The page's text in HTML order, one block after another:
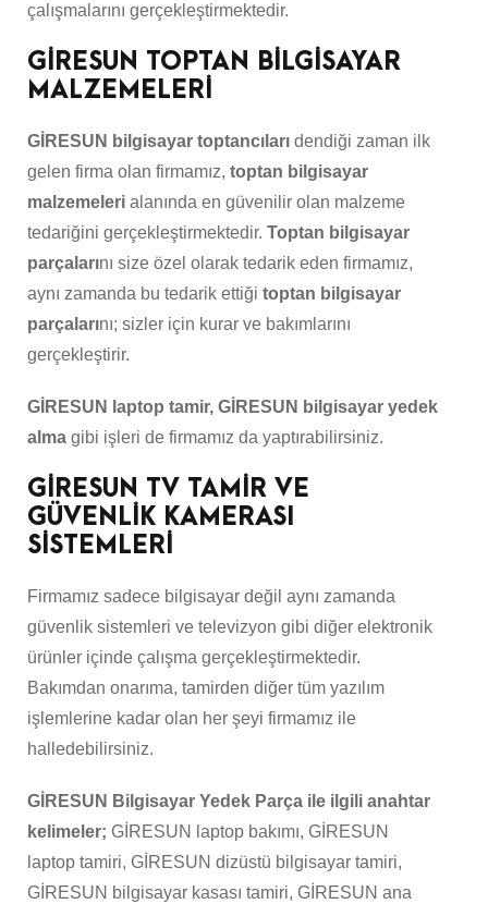
çalışmalarını gerçekleştirmektedir.
GİRESUN TOPTAN BİLGİSAYAR
MALZEMELERİ
GİRESUN bilgisayar toptancıları dendiği zaman ilk
gelen firma olan firmamız, toptan bilgisayar
malzemeleri alanında en güvenilir olan malzeme
tedariğini gerçekleştirmektedir. Toptan bilgisayar
parçalarını size özel olarak tedarik eden firmamız,
aynı zamanda bu tedarik ettiği toptan bilgisayar
parçalarını; sizler için kurar ve bakımlarını
gerçekleştirir.
GİRESUN laptop tamir, GİRESUN bilgisayar yedek
alma gibi işleri de firmamız da yaptırabilirsiniz.
GİRESUN TV TAMİR VE
GÜVENLİK KAMERASI
SİSTEMLERİ
Firmamız sadece bilgisayar değil aynı zamanda
güvenlik sistemleri ve televizyon gibi diğer elektronik
ürünler içinde çalışma gerçekleştirmektedir.
Bakımdan onarıma, tamirden diğer tüm yazılım
işlemlerine kadar olan her şeyi firmamız ile
halledebilirsiniz.
GİRESUN Bilgisayar Yedek Parça ile ilgili anahtar
kelimeler; GİRESUN laptop bakımı, GİRESUN
laptop tamiri, GİRESUN dizüstü bilgisayar tamiri,
GİRESUN bilgisayar kasası tamiri, GİRESUN ana